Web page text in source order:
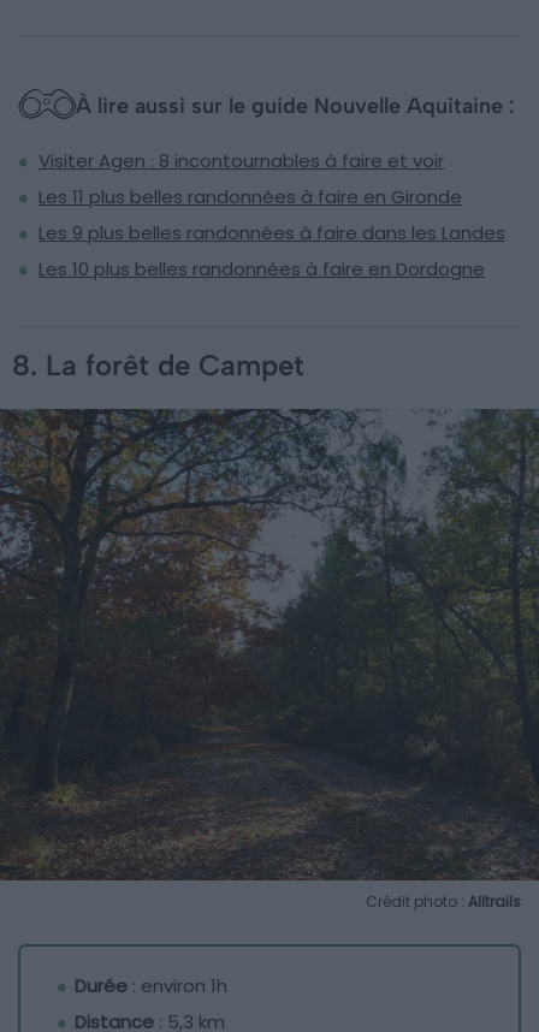
À lire aussi sur le guide Nouvelle Aquitaine :
Visiter Agen : 8 incontournables à faire et voir
Les 11 plus belles randonnées à faire en Gironde
Les 9 plus belles randonnées à faire dans les Landes
Les 10 plus belles randonnées à faire en Dordogne
8. La forêt de Campet
Crédit photo : Alltrails
Durée : environ 1h
Distance : 5,3 km